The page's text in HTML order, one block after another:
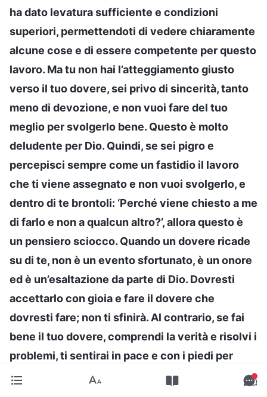
ha dato levatura sufficiente e condizioni
superiori, permettendoti di vedere chiaramente
alcune cose e di essere competente per questo
lavoro. Ma tu non hai l’atteggiamento giusto
verso il tuo dovere, sei privo di sincerità, tanto
meno di devozione, e non vuoi fare del tuo
meglio per svolgerlo bene. Questo è molto
deludente per Dio. Quindi, se sei pigro e
percepisci sempre come un fastidio il lavoro
che ti viene assegnato e non vuoi svolgerlo, e
dentro di te brontoli: ‘Perché viene chiesto a me
di farlo e non a qualcun altro?’, allora questo è
un pensiero sciocco. Quando un dovere ricade
su di te, non è un evento sfortunato, è un onore
ed è un’esaltazione da parte di Dio. Dovresti
accettarlo con gioia e fare il dovere che
dovresti fare; non ti sfinirà. Al contrario, se fai
bene il tuo dovere, comprendi la verità e risolvi i
problemi, ti sentirai in pace e con i piedi per
terra nel tuo cuore, e non avrai deluso Dio.